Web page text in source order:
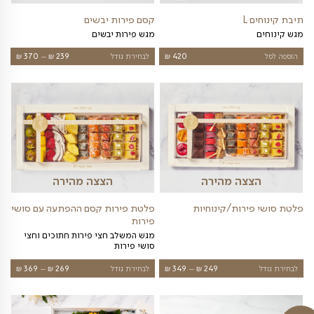
יח
קולינרית מתוקה
₪249
תיבת קינוחים M
מגש קינוחים
אזל המלאי ₪320
ילדים
לגן ילדים
הצצה מהירה
מגש סושי פירות - 3 גדלים
מגש סושי פירות
299